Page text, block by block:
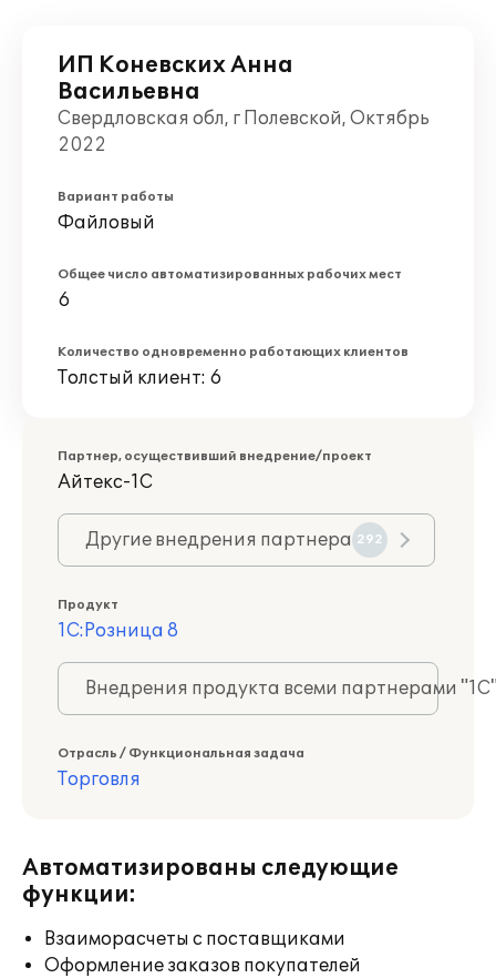
ИП Коневских Анна
Васильевна
Свердловская обл, г Полевской, Октябрь
2022
Вариант работы
Файловый
Общее число автоматизированных рабочих мест
6
Количество одновременно работающих клиентов
Толстый клиент: 6
Партнер, осуществивший внедрение/проект
Айтекс-1С
Другие внедрения партнера 292
Продукт
1С:Розница 8
Внедрения продукта всеми партнерами
Отрасль / Функциональная задача
Торговля
Автоматизированы следующие
функции:
Взаиморасчеты с поставщиками
Оформление заказов покупателей